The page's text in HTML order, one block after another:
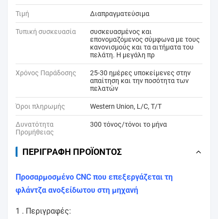
Τιμή Διαπραγματεύσιμα
Τυπική συσκευασία
συσκευασμένος και
επονομαζόμενος σύμφωνα με τους
κανονισμούς και τα αιτήματα του
πελάτη. Η μεγάλη πρ
Χρόνος Παράδοσης
25-30 ημέρες υποκείμενες στην
απαίτηση και την ποσότητα των
πελατών
Όροι πληρωμής Western Union, L/C, T/T
Δυνατότητα
Προμήθειας
300 τόνος/τόνοι το μήνα
ΠΕΡΙΓΡΑΦΉ ΠΡΟΪΌΝΤΟΣ
Προσαρμοσμένο CNC που επεξεργάζεται τη
φλάντζα ανοξείδωτου στη μηχανή
1 . Περιγραφές: